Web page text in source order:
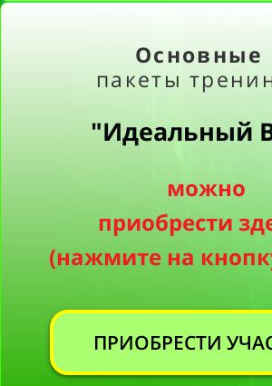
Основные
пакеты
"Идеальный
можно
приобрести
(нажмите на
ПРИОБРЕСТИ